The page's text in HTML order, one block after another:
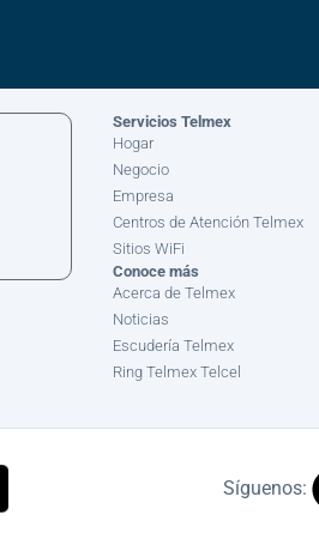
Servicios Telmex
Hogar
Negocio
Empresa
Centros de Atención Telmex
Sitios WiFi
Conoce más
Acerca de Telmex
Noticias
Escudería Telmex
Ring Telmex Telcel
Síguenos: